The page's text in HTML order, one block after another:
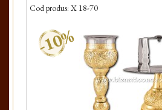
Cod produs: X 18-70
-10%